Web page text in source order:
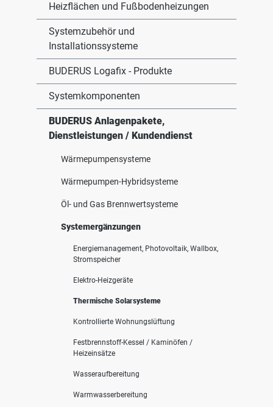
Heizflächen und Fußbodenheizungen
Systemzubehör und
Installationssysteme
BUDERUS Logafix - Produkte
Systemkomponenten
BUDERUS Anlagenpakete,
Dienstleistungen / Kundendienst
Wärmepumpensysteme
Wärmepumpen-Hybridsysteme
Öl- und Gas Brennwertsysteme
Systemergänzungen
Energiemanagement, Photovoltaik, Wallbox,
Stromspeicher
Elektro-Heizgeräte
Thermische Solarsysteme
Kontrollierte Wohnungslüftung
Festbrennstoff-Kessel / Kaminöfen /
Heizeinsätze
Wasseraufbereitung
Warmwasserbereitung